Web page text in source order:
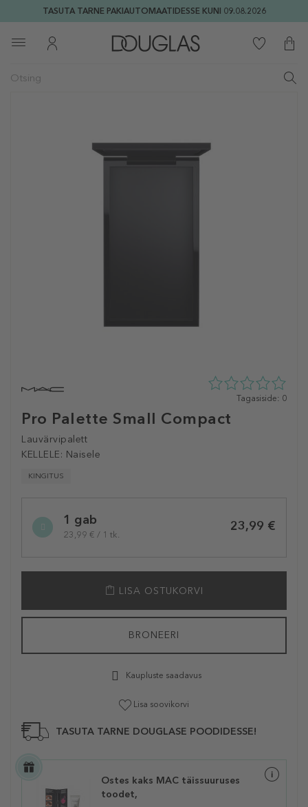
TASUTA TARNE PAKIAUTOMAATIDESSE KUNI 09.08.2026
Pro Palette Small Compact
Lauvärvipalett
KELLELE: Naisele
KINGITUS
0
Tagasiside: 0
variation1 gab
23,99 € / 1 tk.
23,99 €
LISA OSTUKORVI
BRONEERI
Kaupluste saadavus
Lisa soovikorvi
TASUTA TARNE DOUGLASE POODIDESSE!
Ostes kaks MAC täissuuruses
toodet,